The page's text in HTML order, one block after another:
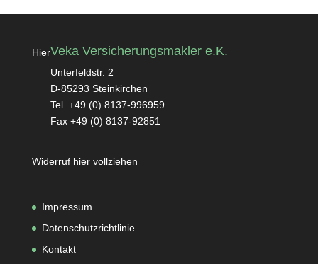
HierVeka Versicherungsmakler e.K.
Unterfeldstr. 2
D-85293 Steinkirchen
Tel. +49 (0) 8137-996959
Fax +49 (0) 8137-92851
Widerruf hier vollziehen
Impressum
Datenschutzrichtlinie
Kontakt